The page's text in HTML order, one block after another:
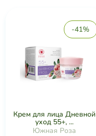
-41%
Крем для лица Дневной
уход 55+, ...
Южная Роза